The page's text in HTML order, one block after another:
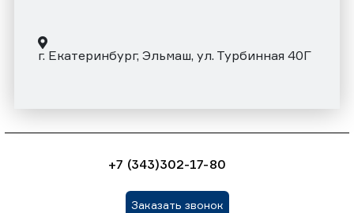
г. Екатеринбург, Эльмаш, ул. Турбинная 40Г
+7 (343)302-17-80
Заказать звонок